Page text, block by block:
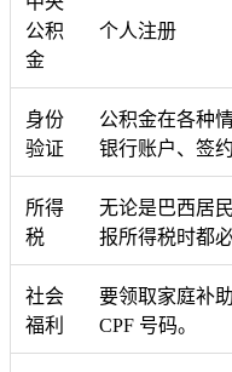
公积
金
个人注册
身份
验证
公积金在各种
银行账户、签
所得
税
无论是巴西居
报所得税时都
社会
福利
要领取家庭补
CPF 号码。